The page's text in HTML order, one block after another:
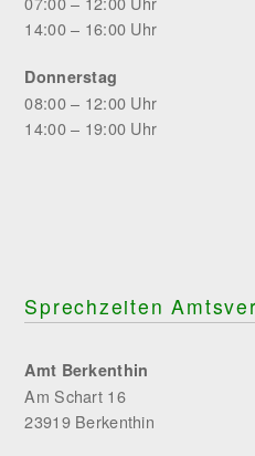
14:00 – 16:00 Uhr
Donnerstag
08:00 – 12:00 Uhr
14:00 – 19:00 Uhr
Sprechzeiten
Amt Berkenthin
Am Schart 16
23919 Berkenthin